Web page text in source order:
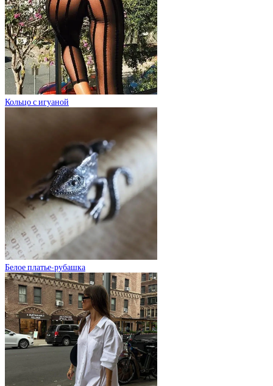
Кольцо с игуаной
Белое платье-рубашка